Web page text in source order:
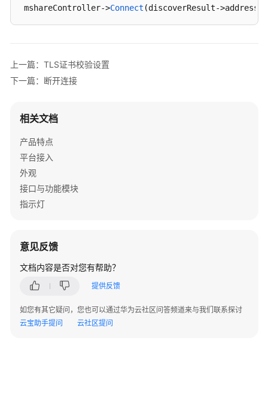
入
门
型
见
Windows
口
参
（C++）
mshareController->Connect (discoverResult->
上一篇：TLS证书校验设置
下一篇：断开连接
相关文档
产品特点
平台接入
外观
接口与功能模块
指示灯
意见反馈
文档内容是否对您有帮助？
提供反馈
如您有其它疑问，您也可以通过华为云社区问答频道来与我们联系探讨
云宝助手提问
云社区提问